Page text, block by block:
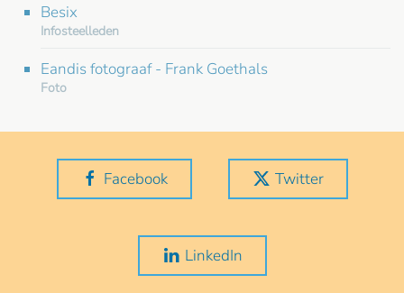
Besix
Infosteelleden
Eandis fotograaf - Frank Goethals
Foto
Facebook Twitter
LinkedIn